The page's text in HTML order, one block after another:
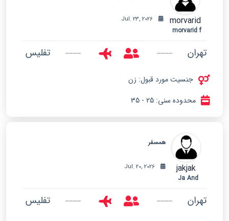
morvarid
morvarid f
تهران تفلیس
جنسیت مورد قبول: زن
محدوده سنی: 25 - 35
jakjak
Ja And
همسفر
تهران تفلیس